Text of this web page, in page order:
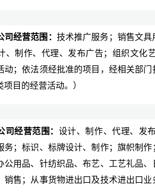
司经营范围： 技术推广服务；销售文具
、制作、代理、发布广告；组织文化
动；依法须经批准的项目，经相关部
目的经营活动。）
司经营范围： 设计、制作、代理、发
务；标识、标牌设计、制作；旗帜制
公用品、针纺织品、布艺、工艺礼品
销售；从事货物进出口及技术进出口